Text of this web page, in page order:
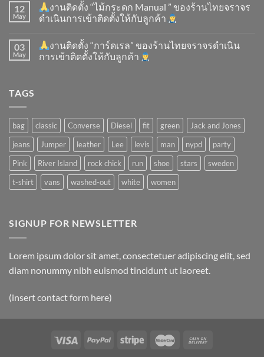
12
May
งานติดตั้ง “ไม้กระดก Manual ” ของร้านไทยจราจร
ดำเนินการเข้าติดตั้ง​ให้กับลูกค้า
03
May
งานติดตั้ง “การ์ดเรล” ของร้านไทยจราจรดำเนิน
การเข้าติดตั้ง​ให้กับลูกค้า
TAGS
bag classic Converse Diesel fit green
Jack and Jones
jeans
Jumper leather Lee levis man nypd
party
Pink
River Island rock chick run shoe stars
sweden
t-shirt
vans washed-out white women
SIGNUP FOR NEWSLETTER
Lorem ipsum dolor sit amet, consectetuer adipiscing elit, sed
diam nonummy nibh euismod tincidunt ut laoreet.
(insert contact form here)